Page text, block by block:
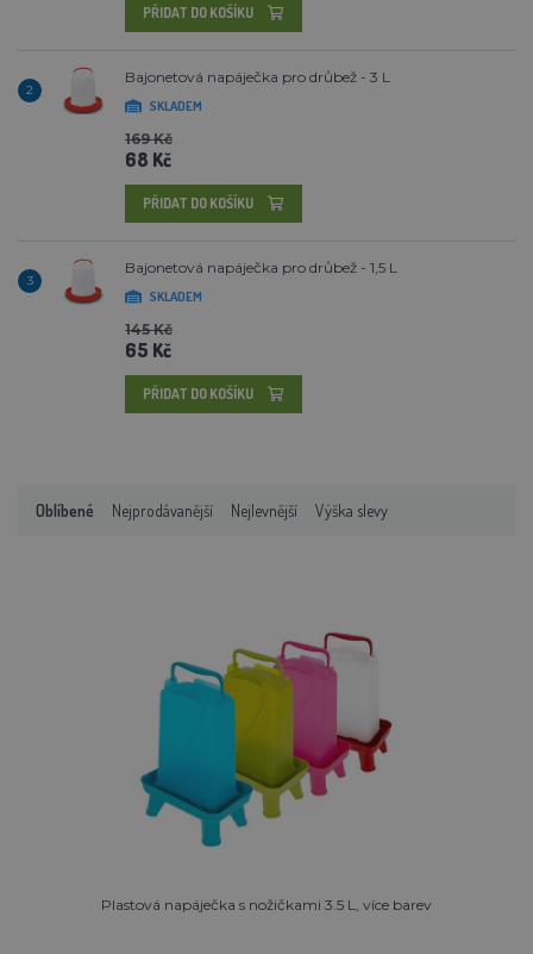
PŘIDAT DO KOŠÍKU
2
Bajonetová napáječka pro drůbež - 3 L
SKLADEM
169 Kč
68 Kč
PŘIDAT DO KOŠÍKU
3
Bajonetová napáječka pro drůbež - 1,5 L
SKLADEM
145 Kč
65 Kč
PŘIDAT DO KOŠÍKU
Oblíbené Nejprodávanější Nejlevnější Výška slevy
Plastová napáječka s nožičkami 3.5 L, více barev